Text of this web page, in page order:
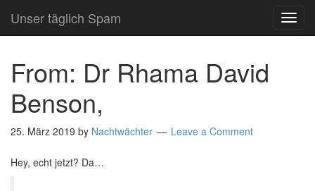
Unser täglich Spam
From: Dr Rhama David
Benson,
25. März 2019 by Nachtwächter Leave a Comment
Hey, echt jetzt? Da…